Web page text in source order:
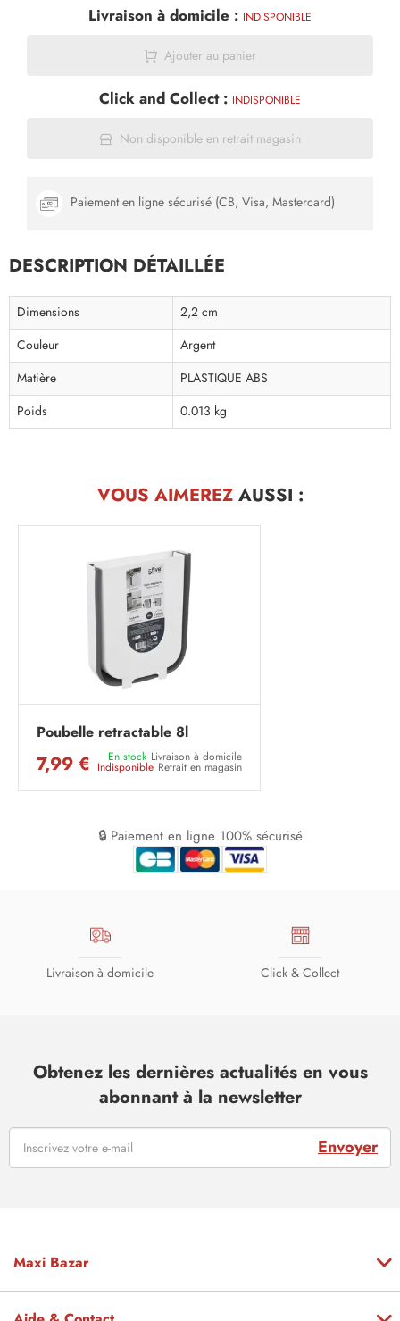
Livraison à domicile : INDISPONIBLE
Ajouter au panier
Click and Collect : INDISPONIBLE
Non disponible en retrait magasin
Paiement en ligne sécurisé (CB, Visa, Mastercard)
DESCRIPTION DÉTAILLÉE
Dimensions
2,2 cm
Couleur
Argent
Matière
PLASTIQUE ABS
Poids
0.013 kg
VOUS AIMEREZAUSSI :
Poubelle retractable 8l
7,99 € En stock Livraison à domicile
Indisponible Retrait en magasin
🔒 Paiement en ligne 100% sécurisé
Livraison à domicile Click & Collect
Obtenez les dernières actualités en vous
abonnant à la newsletter
Envoyer
Maxi Bazar